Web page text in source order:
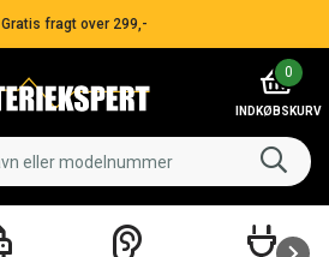
Gratis fragt over 299,-
0
INDKØBSKURV